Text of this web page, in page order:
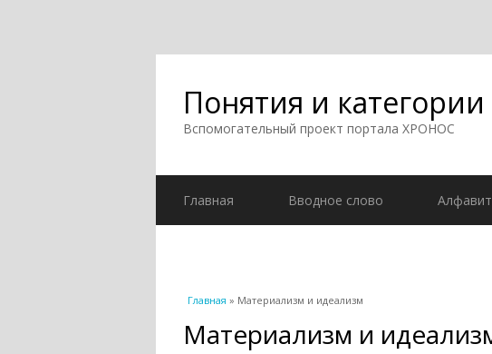
Понятия и категории
Вспомогательный проект портала ХРОНОС
Главная Вводное слово
Вы здесь
Главная » Материализм и идеализм
Материализм и